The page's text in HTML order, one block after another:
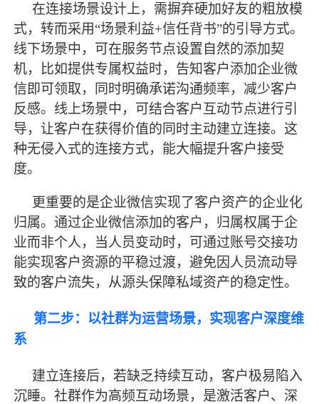
在连接场景设计上，需摒弃硬加好友的粗放模
式，转而采用“场景利益+信任背书”的引导方式。
线下场景中，可在服务节点设置自然的添加契
机，比如提供专属权益时，告知客户添加企业微
信即可领取，同时明确承诺沟通频率，减少客户
反感。线上场景中，可结合客户互动节点进行引
导，让客户在获得价值的同时主动建立连接。这
种无侵入式的连接方式，能大幅提升客户接受
度。
更重要的是企业微信实现了客户资产的企业化
归属。通过企业微信添加的客户，归属权属于企
业而非个人，当人员变动时，可通过账号交接功
能实现客户资源的平稳过渡，避免因人员流动导
致的客户流失，从源头保障私域资产的稳定性。
第二步：以社群为运营场景，实现客户深度维
系
建立连接后，若缺乏持续互动，客户极易陷入
沉睡。社群作为高频互动场景，是激活客户、深